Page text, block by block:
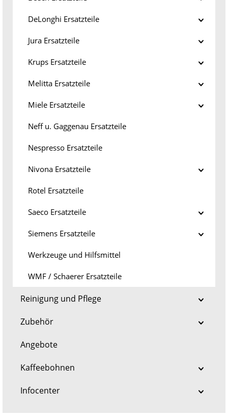
DeLonghi Ersatzteile
Jura Ersatzteile
Krups Ersatzteile
Melitta Ersatzteile
Miele Ersatzteile
Neff u. Gaggenau Ersatzteile
Nespresso Ersatzteile
Nivona Ersatzteile
Rotel Ersatzteile
Saeco Ersatzteile
Siemens Ersatzteile
Werkzeuge und Hilfsmittel
WMF / Schaerer Ersatzteile
Reinigung und Pflege
Zubehör
Angebote
Kaffeebohnen
Infocenter